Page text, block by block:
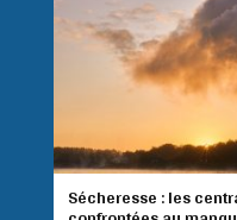
Sécheresse : les